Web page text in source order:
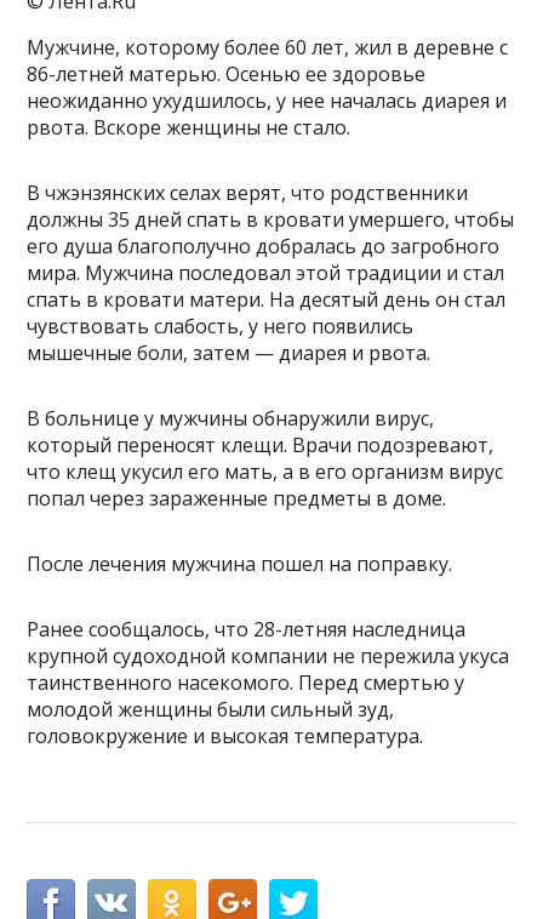
Мужчине, которому более 60 лет, жил в деревне с
86-летней матерью. Осенью ее здоровье
неожиданно ухудшилось, у нее началась диарея и
рвота. Вскоре женщины не стало.
В чжэнзянских селах верят, что родственники
должны 35 дней спать в кровати умершего, чтобы
его душа благополучно добралась до загробного
мира. Мужчина последовал этой традиции и стал
спать в кровати матери. На десятый день он стал
чувствовать слабость, у него появились
мышечные боли, затем — диарея и рвота.
В больнице у мужчины обнаружили вирус,
который переносят клещи. Врачи подозревают,
что клещ укусил его мать, а в его организм вирус
попал через зараженные предметы в доме.
После лечения мужчина пошел на поправку.
Ранее сообщалось, что 28-летняя наследница
крупной судоходной компании не пережила укуса
таинственного насекомого. Перед смертью у
молодой женщины были сильный зуд,
головокружение и высокая температура.